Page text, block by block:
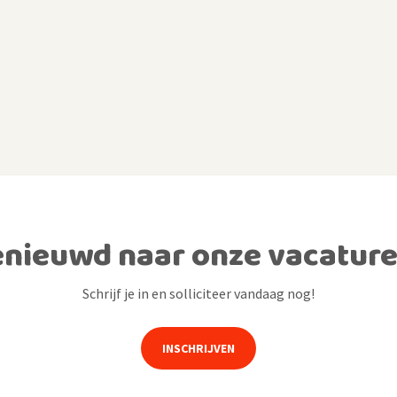
naar onze
Schrijf je in en solliciteer vandaag nog!
INSCHRIJVEN